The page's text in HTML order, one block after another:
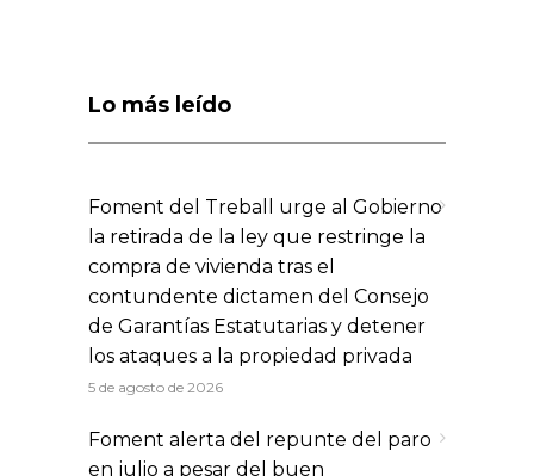
Lo más leído
Foment del Treball urge al Gobierno
la retirada de la ley que restringe la
compra de vivienda tras el
contundente dictamen del Consejo
de Garantías Estatutarias y detener
los ataques a la propiedad privada
5 de agosto de 2026
Foment alerta del repunte del paro
en julio a pesar del buen